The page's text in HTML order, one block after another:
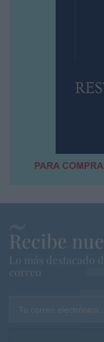
Recibe
Lo más destacado
correo
Tu correo electrónico...